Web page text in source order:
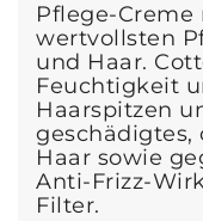
Pflege-
wertvollsten
und Haar.
Feuchtigkeit
Haarspitzen
geschädigtes,
Haar sowie
Anti-Frizz-
Filter.